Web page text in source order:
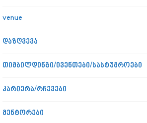
venue
დაზღვევა
თიმბილდინგი/ივენთები/სასტუმროები
კარიერა/რჩევები
მენტორები